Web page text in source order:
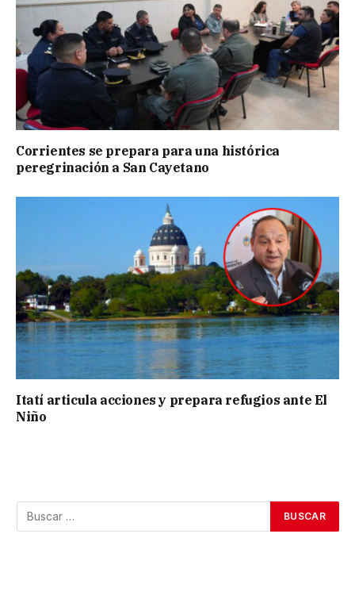
Corrientes se prepara para una histórica
peregrinación a San Cayetano
Itatí articula acciones y prepara refugios ante El
Niño